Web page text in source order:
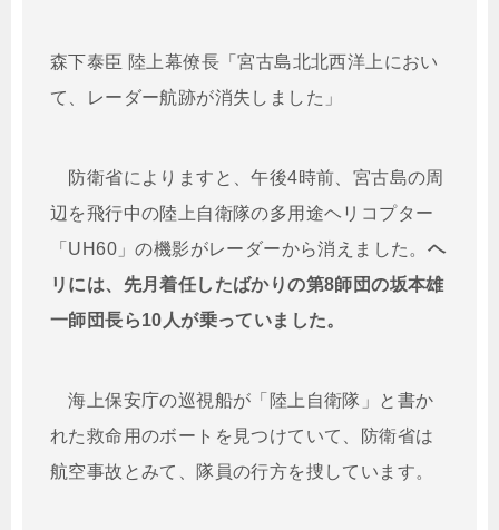
森下泰臣 陸上幕僚長「宮古島北北西洋上におい
て、レーダー航跡が消失しました」
防衛省によりますと、午後4時前、宮古島の周
辺を飛行中の陸上自衛隊の多用途ヘリコプター
「UH60」の機影がレーダーから消えました。 ヘ
リには、先月着任したばかりの第8師団の坂本雄
一師団長ら10人が乗っていました。
海上保安庁の巡視船が「陸上自衛隊」と書か
れた救命用のボートを見つけていて、防衛省は
航空事故とみて、隊員の行方を捜しています。